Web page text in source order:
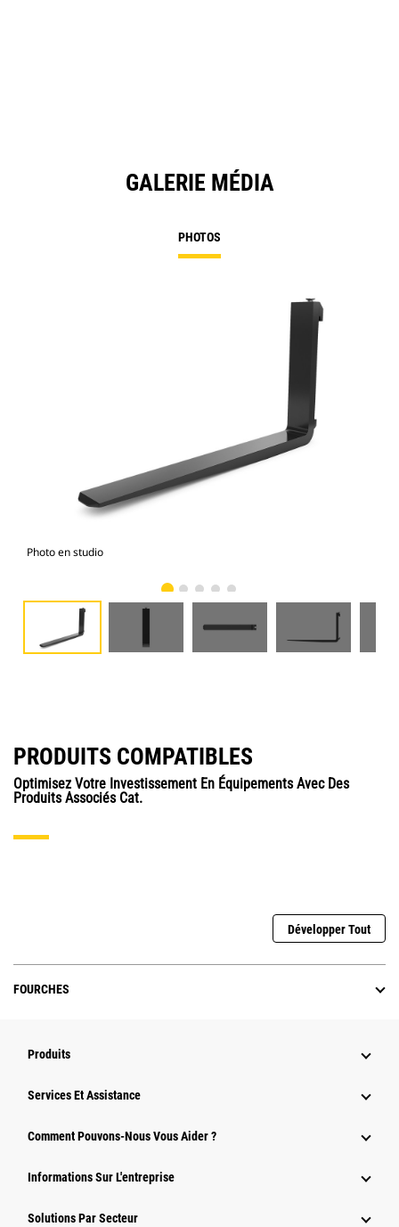
GALERIE MÉDIA
PHOTOS
Photo en studio
PRODUITS COMPATIBLES
Optimisez Votre Investissement En Équipements Avec Des
Produits Associés Cat.
Développer Tout
FOURCHES
Produits
Services Et Assistance
Comment Pouvons-Nous Vous Aider ?
Informations Sur L'entreprise
Solutions Par Secteur